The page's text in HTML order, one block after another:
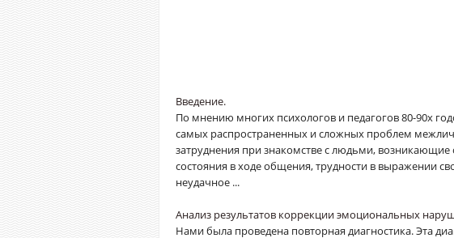
Введение.
По мнению многих психологов и педагогов 80-90х
самых распространенных и сложных проблем
затруднения при знакомстве с людьми,
состояния в ходе общения, трудности в выражении
неудачное ...
Анализ результатов коррекции эмоциональных
Нами была проведена повторная диагностика. Эта